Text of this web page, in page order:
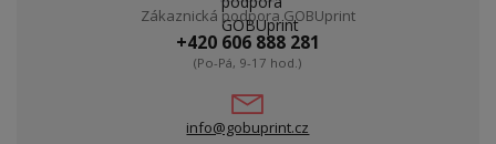
Zákaznická podpora GOBUprint
+420 606 888 281
(Po-Pá, 9-17 hod.)
info@gobuprint.cz